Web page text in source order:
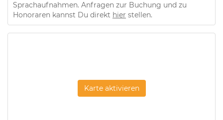
Sprachaufnahmen. Anfragen zur Buchung und zu
Honoraren kannst Du direkt hier stellen.
Karte aktivieren